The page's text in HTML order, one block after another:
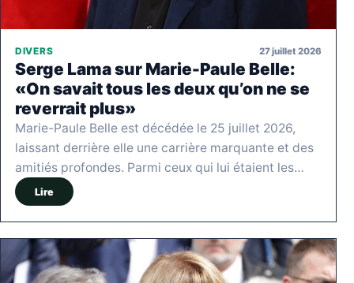
DIVERS 27 juillet 2026
Serge Lama sur Marie-Paule Belle:
«On savait tous les deux qu’on ne se
reverrait plus»
Marie-Paule Belle est décédée le 25 juillet 2026,
laissant derrière elle une carrière marquante et des
amitiés profondes. Parmi ceux qui lui étaient les…
Lire